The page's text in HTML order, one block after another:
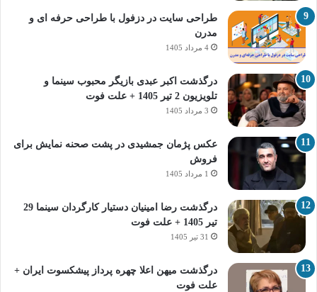
طراحی سایت در دزفول با طراحی حرفه‌ ای و
مدرن
4 مرداد 1405
درگذشت اکبر عبدی بازیگر محبوب سینما و
تلویزیون 2 تیر 1405 + علت فوت
3 مرداد 1405
عکس پژمان جمشیدی در پشت صحنه نمایش برای
فروش
1 مرداد 1405
درگذشت رضا امینیان دستیار کارگردان سینما 29
تیر 1405 + علت فوت
31 تیر 1405
درگذشت میهن اعلا چهره پرداز پیشکسوت ایران +
علت فوت